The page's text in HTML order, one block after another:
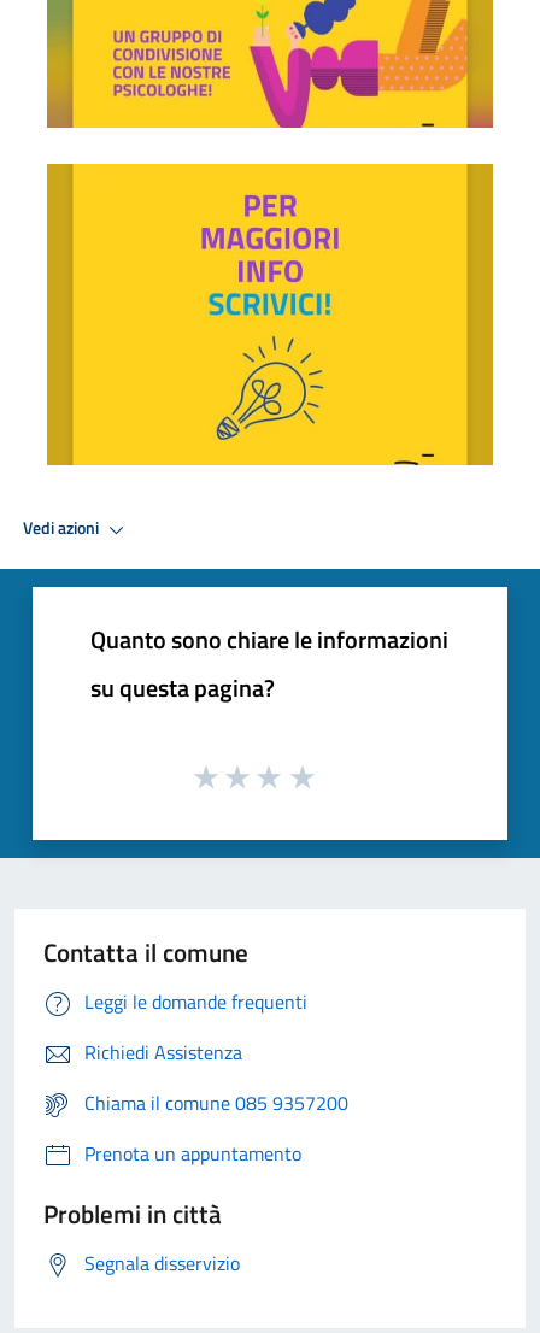
Vedi azioni
Quanto sono chiare le informazioni
su questa pagina?
Contatta il comune
Leggi le domande frequenti
Richiedi Assistenza
Chiama il comune 085 9357200
Prenota un appuntamento
Problemi in città
Segnala disservizio